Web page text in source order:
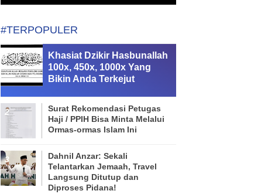
#TERPOPULER
Khasiat Dzikir Hasbunallah
100x, 450x, 1000x Yang
Bikin Anda Terkejut
Surat Rekomendasi Petugas
Haji / PPIH Bisa Minta Melalui
Ormas-ormas Islam Ini
Dahnil Anzar: Sekali
Telantarkan Jemaah, Travel
Langsung Ditutup dan
Diproses Pidana!